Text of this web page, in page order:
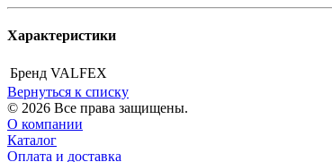
Характеристики
Бренд VALFEX
Вернуться к списку
© 2026 Все права защищены.
О компании
Каталог
Оплата и доставка